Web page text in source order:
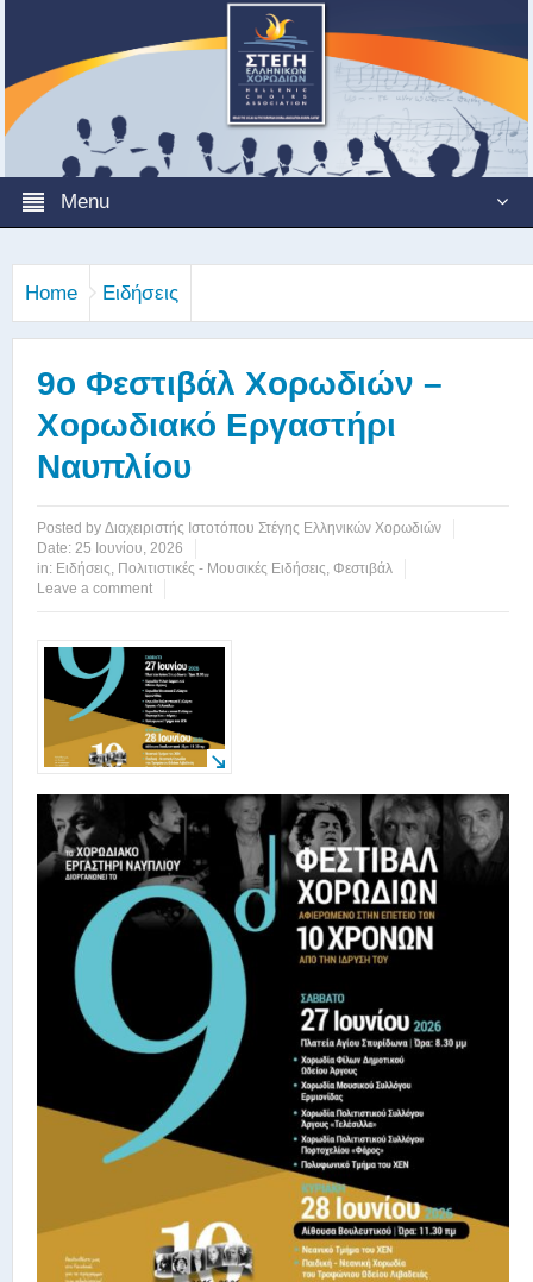
Menu
Home Ειδήσεις
9ο Φεστιβάλ Χορωδιών –
Χορωδιακό Εργαστήρι
Ναυπλίου
Posted by Διαχειριστής Ιστοτόπου Στέγης Ελληνικών Χορωδιών
Date: 25 Ιουνίου, 2026
in: Ειδήσεις Πολιτιστικές - Μουσικές Ειδήσεις Φεστιβάλ
Leave a comment